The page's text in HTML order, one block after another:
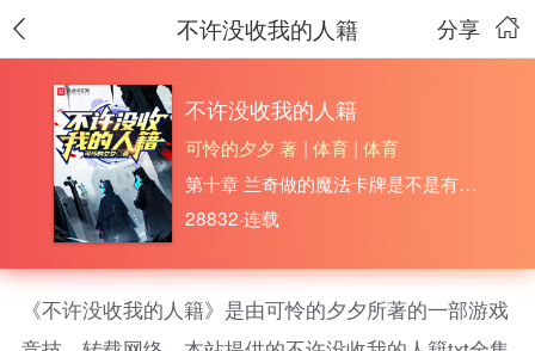
分享
不许没收我的人籍
不许没收我的人籍
可怜的夕夕 著 | 体育 | 体育
第十章 兰奇做的魔法卡牌是不是有点问题
28832·连载
《不许没收我的人籍》是由可怜的夕夕所著的一部游戏